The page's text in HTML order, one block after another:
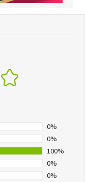
0%
0%
100%
0%
0%